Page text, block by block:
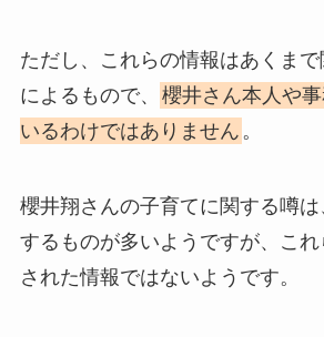
ただし、これらの情報はあくま
によるもので、
櫻井さん本人や
いるわけではありません 。
櫻井翔さんの子育てに関する噂
するものが多いようですが、こ
された情報ではないようです。